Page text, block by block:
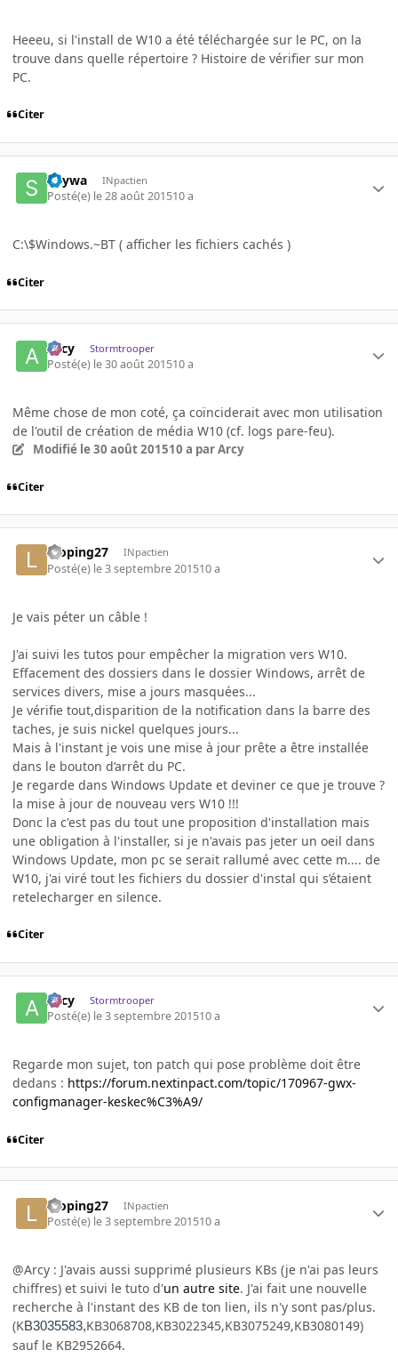
Heeeu, si l'install de W10 a été téléchargée sur le PC, on la
trouve dans quelle répertoire ? Histoire de vérifier sur mon
PC.
Citer
Skywa INpactien
Posté(e) le 28 août 201510 a
C:\$Windows.~BT ( afficher les fichiers cachés )
Citer
Arcy Stormtrooper
Posté(e) le 30 août 201510 a
Même chose de mon coté, ça coïnciderait avec mon utilisation
de l'outil de création de média W10 (cf. logs pare-feu).
Modifié le 30 août 201510 a par Arcy
Citer
looping27 INpactien
Posté(e) le 3 septembre 201510 a
Je vais péter un câble !
J'ai suivi les tutos pour empêcher la migration vers W10.
Effacement des dossiers dans le dossier Windows, arrêt de
services divers, mise a jours masquées...
Je vérifie tout,disparition de la notification dans la barre des
taches, je suis nickel quelques jours...
Mais à l'instant je vois une mise à jour prête a être installée
dans le bouton d’arrêt du PC.
Je regarde dans Windows Update et deviner ce que je trouve ?
la mise à jour de nouveau vers W10 !!!
Donc la c'est pas du tout une proposition d'installation mais
une obligation à l'installer, si je n'avais pas jeter un oeil dans
Windows Update, mon pc se serait rallumé avec cette m.... de
W10, j'ai viré tout les fichiers du dossier d'instal qui s’étaient
retelecharger en silence.
Citer
Arcy Stormtrooper
Posté(e) le 3 septembre 201510 a
Regarde mon sujet, ton patch qui pose problème doit être
dedans : https://forum.nextinpact.com/topic/170967-gwx-
configmanager-keskec%C3%A9/
Citer
looping27 INpactien
Posté(e) le 3 septembre 201510 a
@Arcy : J'avais aussi supprimé plusieurs KBs (je n'ai pas leurs
chiffres) et suivi le tuto d'un autre site. J'ai fait une nouvelle
recherche à l'instant des KB de ton lien, ils n'y sont pas/plus.
(KB3035583,KB3068708,KB3022345,KB3075249,KB3080149)
sauf le KB2952664.